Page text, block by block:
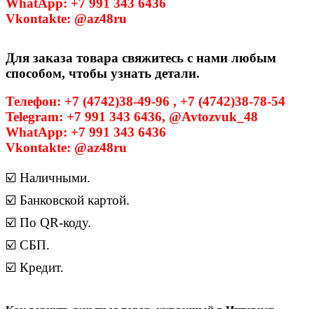
WhatApp: +7 991 343 6436
Vkontakte: @az48ru
Для заказа товара свяжитесь с нами любым
способом, чтобы узнать детали.
Телефон: +7 (4742)38-49-96 , +7 (4742)38-78-54
Telegram: +7 991 343 6436, @Avtozvuk_48
WhatApp: +7 991 343 6436
Vkontakte: @az48ru
☑️ Наличными.
☑️ Банковской картой.
☑️ По QR-коду.
☑️ СБП.
☑️ Кредит.